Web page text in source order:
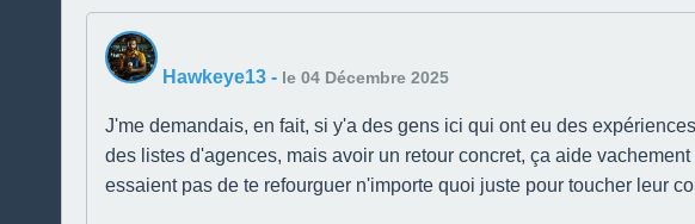
Hawkeye13 - le 04 Décembre 2025
J'me demandais, en fait, si y'a des gens ici qui ont eu des
des listes d'agences, mais avoir un retour concret, ça aide
essaient pas de te refourguer n'importe quoi juste pour toucher leur